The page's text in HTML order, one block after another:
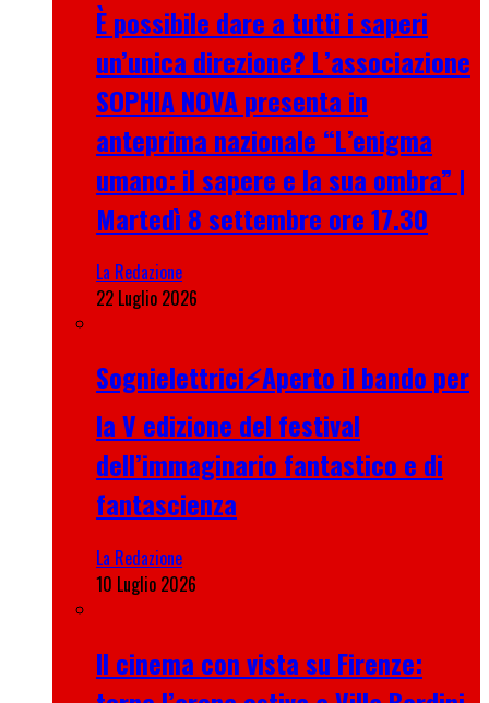
È possibile dare a tutti i saperi
un’unica direzione? L’associazione
SOPHIA NOVA presenta in
anteprima nazionale “L’enigma
umano: il sapere e la sua ombra” |
Martedì 8 settembre ore 17.30
La Redazione
22 Luglio 2026
Sognielettrici⚡Aperto il bando per
la V edizione del festival
dell’immaginario fantastico e di
fantascienza
La Redazione
10 Luglio 2026
Il cinema con vista su Firenze: